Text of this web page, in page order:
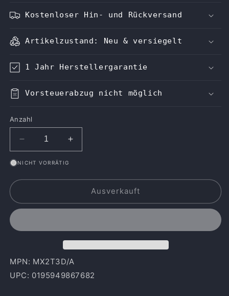
Kostenloser Hin- und Rückversand
Artikelzustand: Neu & versiegelt
1 Jahr Herstellergarantie
Vorsteuerabzug nicht möglich
Anzahl
Verringere
die
Menge
15&quot;
2025)
Erhöhe
die
MacBook
15&quot;
2025)
NICHT VORRÄTIG
Ausverkauft
MPN: MX2T3D/A
UPC: 0195949867682